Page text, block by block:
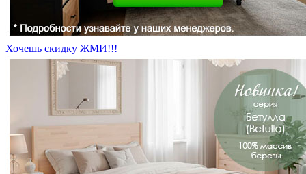
Хочешь скидку ЖМИ!!!